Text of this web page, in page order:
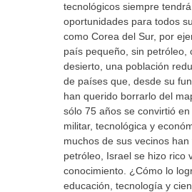
tecnológicos siempre
oportunidades para todos
como Corea del Sur, por
país pequeño, sin petróleo,
desierto, una población
de países que, desde su
han querido borrarlo del
sólo 75 años se convirtió
militar, tecnológica y
muchos de sus vecinos
petróleo, Israel se hizo rico
conocimiento. ¿Cómo lo
educación, tecnología y